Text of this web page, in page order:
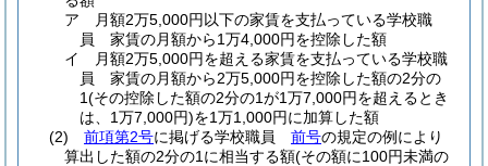
ア
月額2万5,000円以下の家賃を支払っている学校職
員 家賃の月額から1万4,000円を控除した額
イ
月額2万5,000円を超える家賃を支払っている学校職
員 家賃の月額から2万5,000円を控除した額の2分の
1(その控除した額の2分の1が1万7,000円を超えるとき
は、1万7,000円)を1万1,000円に加算した額
(2)
前項第2号に掲げる学校職員 前号の規定の例により
算出した額の2分の1に相当する額(その額に100円未満の